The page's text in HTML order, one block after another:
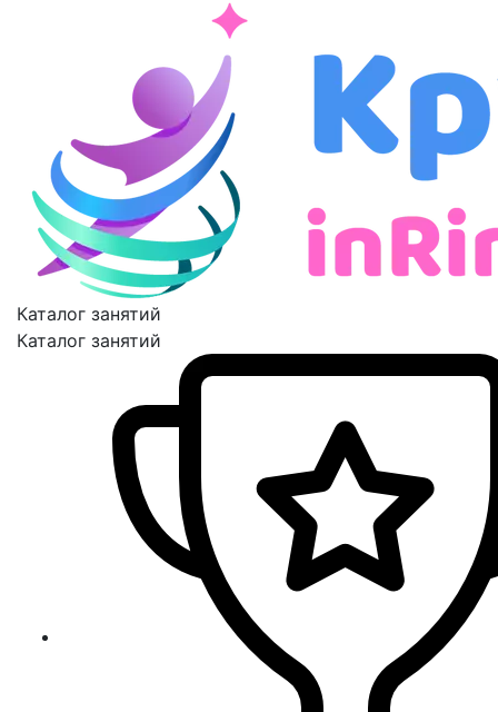
Каталог занятий
Каталог занятий